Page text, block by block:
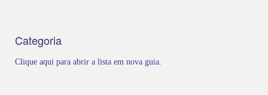
Categoria
Clique aqui para abrir a lista em nova guia.